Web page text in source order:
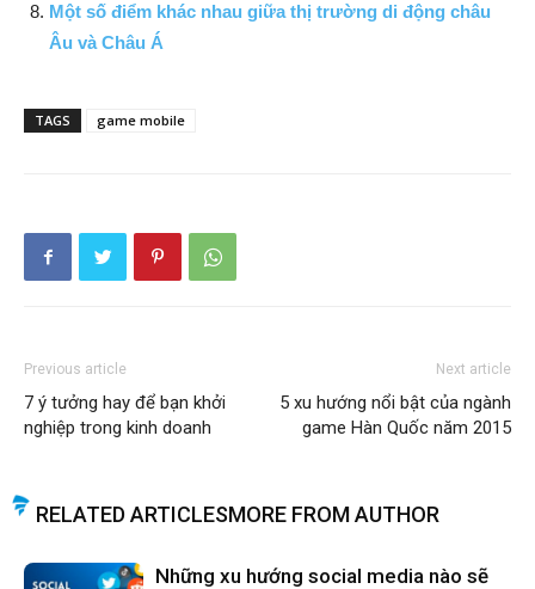
Một số điểm khác nhau giữa thị trường di động châu
Âu và Châu Á
TAGS game mobile
Previous article
7 ý tưởng hay để bạn khởi
nghiệp trong kinh doanh
Next article
5 xu hướng nổi bật của ngành
game Hàn Quốc năm 2015
RELATED ARTICLESMORE FROM AUTHOR
Những xu hướng social media nào sẽ